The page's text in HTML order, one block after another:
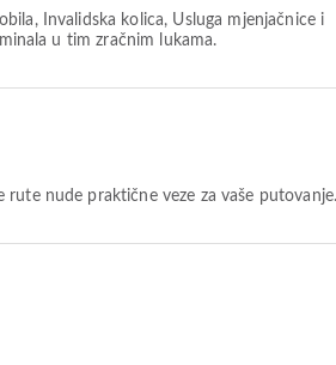
Invalidska kolica, Usluga mjenjačnice i
u tim zračnim lukama.
nude praktične veze za vaše putovanje.